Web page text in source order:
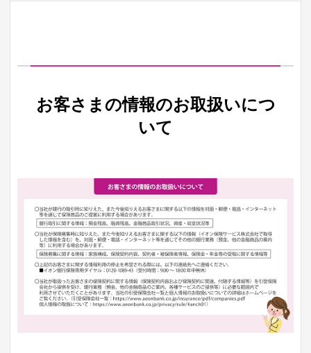
お客さまの情報のお取扱いにつ
いて